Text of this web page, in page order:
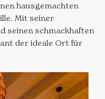
hausgemachten
Mit seiner
seinen schmackhaften
der ideale Ort für